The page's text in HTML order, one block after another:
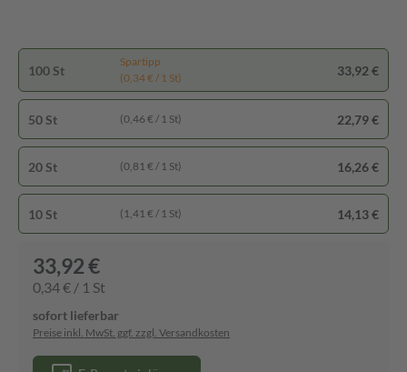
100 St
Spartipp
(0,34 € / 1 St)
33,92 €
50 St (0,46 € / 1 St) 22,79 €
20 St (0,81 € / 1 St) 16,26 €
10 St (1,41 € / 1 St) 14,13 €
33,92 €
0,34 € / 1 St
sofort lieferbar
Preise inkl. MwSt. ggf. zzgl. Versandkosten